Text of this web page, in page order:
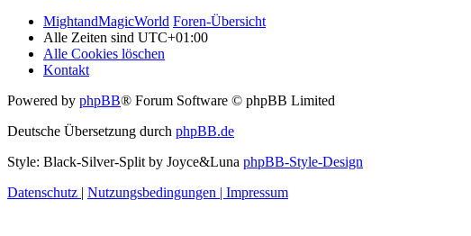
MightandMagicWorld Foren-Übersicht
Alle Zeiten sind UTC+01:00
Alle Cookies löschen
Kontakt
Powered by phpBB® Forum Software © phpBB Limited
Deutsche Übersetzung durch phpBB.de
Style: Black-Silver-Split by Joyce&Luna phpBB-Style-Design
Datenschutz | Nutzungsbedingungen | Impressum